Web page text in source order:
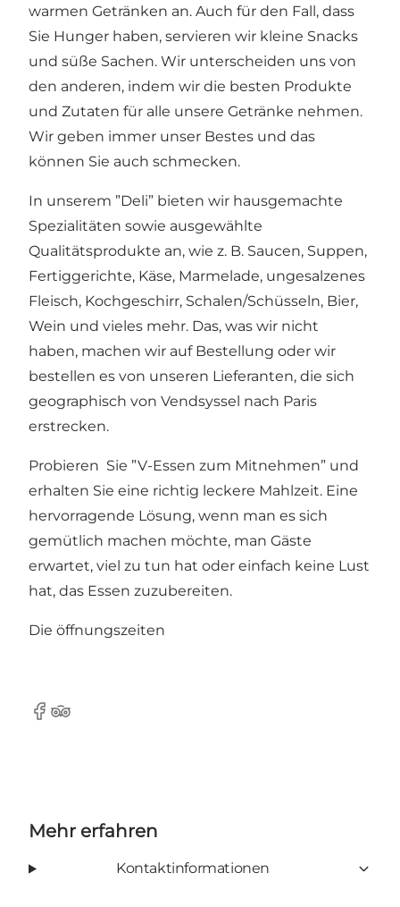
warmen Getränken an. Auch für den Fall, dass
Sie Hunger haben, servieren wir kleine Snacks
und süße Sachen. Wir unterscheiden uns von
den anderen, indem wir die besten Produkte
und Zutaten für alle unsere Getränke nehmen.
Wir geben immer unser Bestes und das
können Sie auch schmecken.
In unserem ”Deli” bieten wir hausgemachte
Spezialitäten sowie ausgewählte
Qualitätsprodukte an, wie z. B. Saucen, Suppen,
Fertiggerichte, Käse, Marmelade, ungesalzenes
Fleisch, Kochgeschirr, Schalen/Schüsseln, Bier,
Wein und vieles mehr. Das, was wir nicht
haben, machen wir auf Bestellung oder wir
bestellen es von unseren Lieferanten, die sich
geographisch von Vendsyssel nach Paris
erstrecken.
Probieren Sie ”V-Essen zum Mitnehmen” und
erhalten Sie eine richtig leckere Mahlzeit. Eine
hervorragende Lösung, wenn man es sich
gemütlich machen möchte, man Gäste
erwartet, viel zu tun hat oder einfach keine Lust
hat, das Essen zuzubereiten.
Die öffnungszeiten
Facebook
Tripadvisor
Mehr erfahren
Kontaktinformationen